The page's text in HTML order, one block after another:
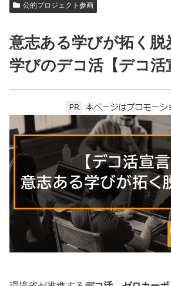
公的プロジェクト参画
意志ある学びが拓く脱
学びのデコ活【デコ活